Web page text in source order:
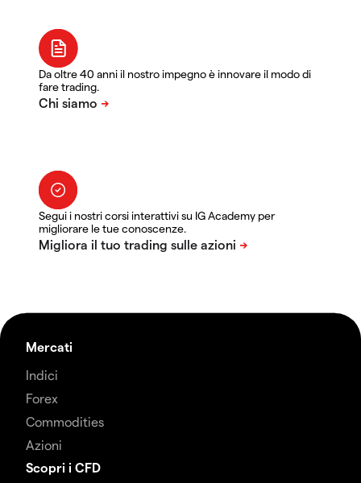
Da oltre 40 anni il nostro impegno è innovare il modo di
fare trading.
Segui i nostri corsi interattivi su IG Academy per
migliorare le tue conoscenze.
Mercati
Indici
Forex
Commodities
Azioni
Scopri i CFD